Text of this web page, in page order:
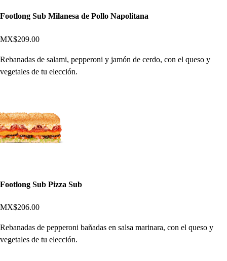
Footlong Sub Milanesa de Pollo Napolitana
MX$209.00
Rebanadas de salami, pepperoni y jamón de cerdo, con el queso y
vegetales de tu elección.
Footlong Sub Pizza Sub
MX$206.00
Rebanadas de pepperoni bañadas en salsa marinara, con el queso y
vegetales de tu elección.